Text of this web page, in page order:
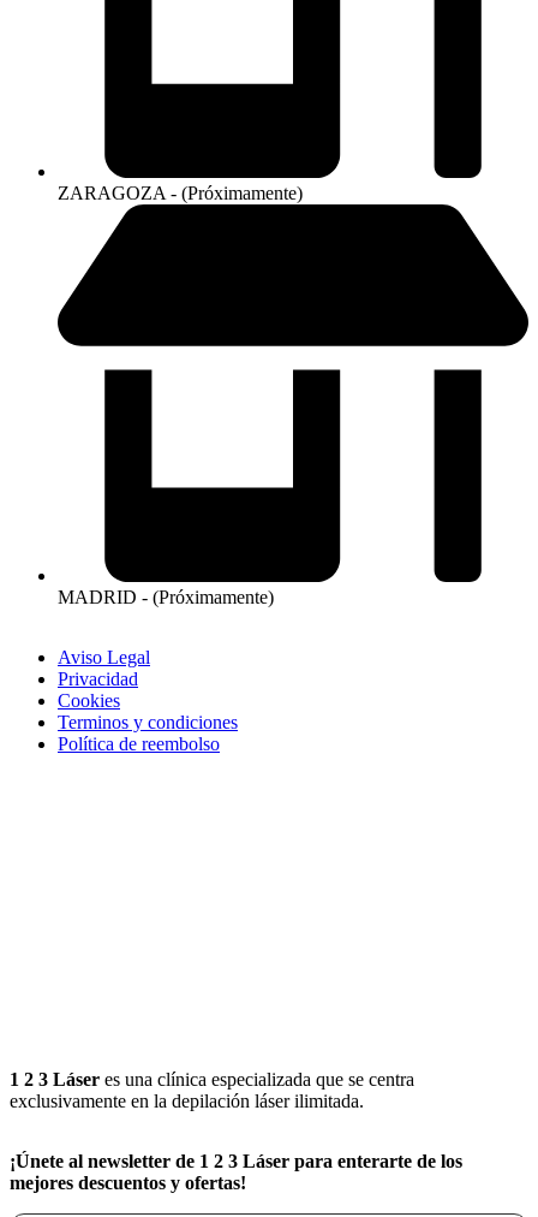
ZARAGOZA - (Próximamente)
MADRID - (Próximamente)
Aviso Legal
Privacidad
Cookies
Terminos y condiciones
Política de reembolso
1 2 3 Láser es una clínica especializada que se centra
exclusivamente en la depilación láser ilimitada.
¡Únete al newsletter de 1 2 3 Láser para enterarte de los
mejores descuentos y ofertas!